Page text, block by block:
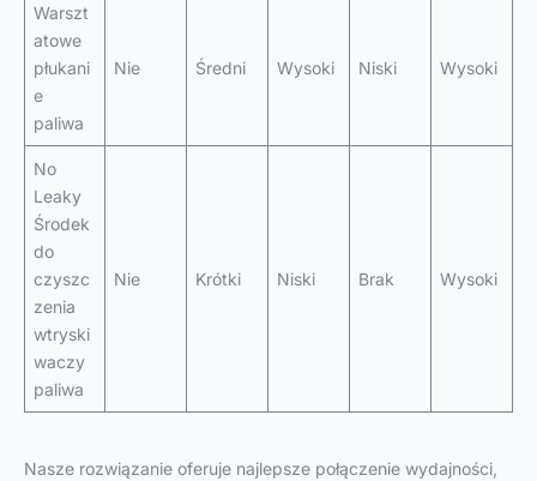
Warszt
atowe
płukani
e
paliwa
Nie Średni Wysoki Niski Wysoki
No
Leaky
Środek
do
czyszc
zenia
wtryski
waczy
paliwa
Nie Krótki Niski Brak Wysoki
Nasze rozwiązanie oferuje najlepsze połączenie wydajności,